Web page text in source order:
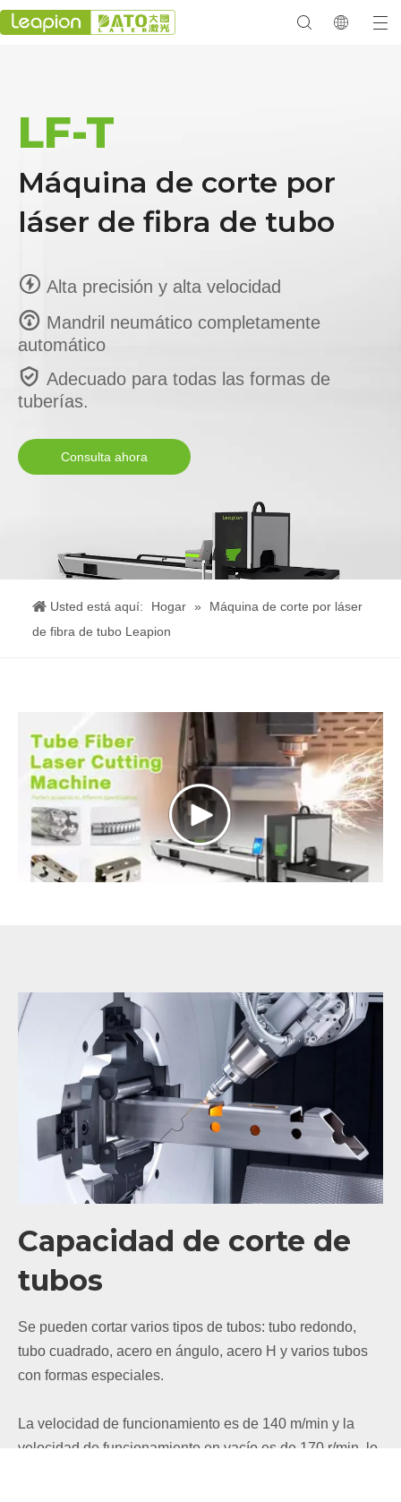
LF-T
Máquina de corte por
láser de fibra de tubo
 Alta precisión y alta velocidad
 Mandril neumático completamente
automático
 Adecuado para todas las formas de
tuberías.
Consulta ahora
Usted está aquí: Hogar » Máquina de corte por láser
de fibra de tubo Leapion
Capacidad de corte de